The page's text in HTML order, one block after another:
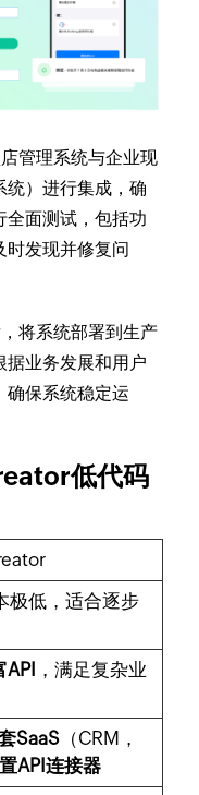
管理系统与企业现
统）进行集成，确
全面测试，包括功
时发现并修复问
将系统部署到生产
据业务发展和用户
确保系统稳定运
低代码
极低，适合逐步
，满足复杂业
SaaS （CRM，
API连接器